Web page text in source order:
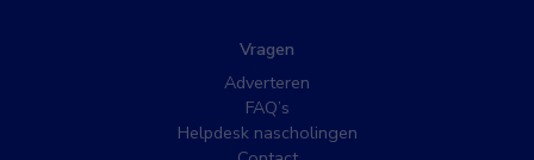
Vragen
Adverteren
FAQ’s
Helpdesk nascholingen